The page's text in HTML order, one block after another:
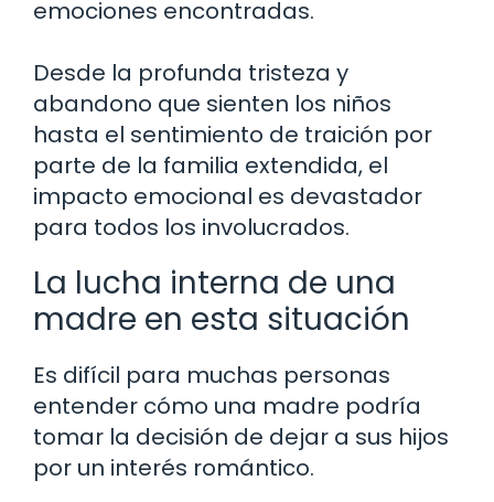
emociones encontradas.
Desde la profunda tristeza y
abandono que sienten los niños
hasta el sentimiento de traición por
parte de la familia extendida, el
impacto emocional es devastador
para todos los involucrados.
La lucha interna de una
madre en esta situación
Es difícil para muchas personas
entender cómo una madre podría
tomar la decisión de dejar a sus hijos
por un interés romántico.